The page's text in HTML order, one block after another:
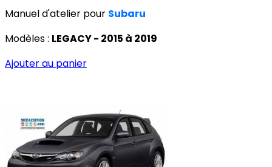
Manuel d'atelier pour Subaru
Modèles : LEGACY - 2015 à 2019
Ajouter au panier